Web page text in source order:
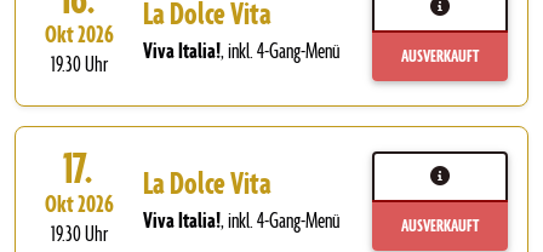
Okt 2026
19.30 Uhr
La Dolce Vita
Viva Italia!,inkl. 4-Gang-Menü AUSVERKAUFT
17.
Okt 2026
19.30 Uhr
La Dolce Vita
Viva Italia!,inkl. 4-Gang-Menü AUSVERKAUFT